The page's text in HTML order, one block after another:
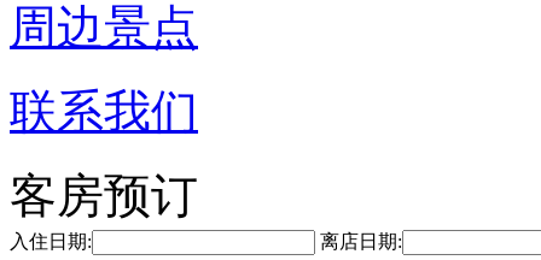
周边景点
联系我们
客房预订
入住日期: 离店日期: